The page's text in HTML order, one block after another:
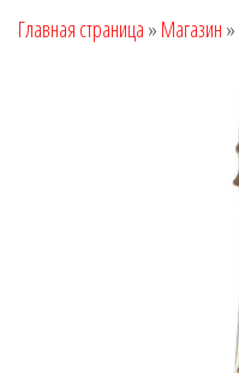
Главная страница » Магазин »